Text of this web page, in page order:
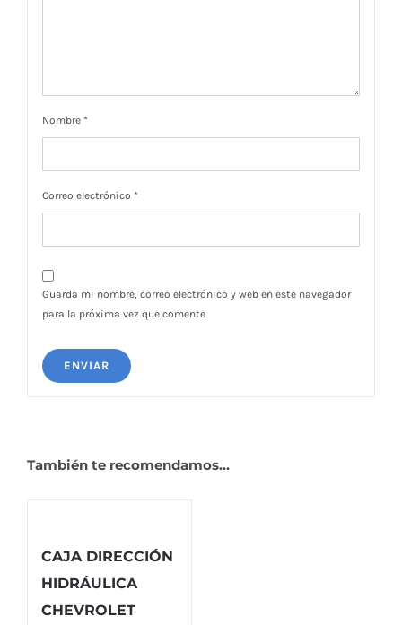
Nombre *
Correo electrónico *
Guarda mi nombre, correo electrónico y web en este navegador
para la próxima vez que comente.
También te recomendamos…
CAJA DIRECCIÓN
HIDRÁULICA
CHEVROLET